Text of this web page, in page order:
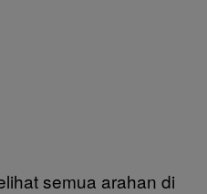
semua arahan di